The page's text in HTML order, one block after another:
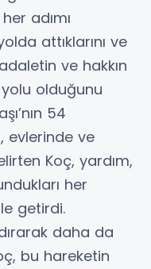
adımı
attıklarını ve
ve hakkın
olduğunu
54
evlerinde ve
Koç, yardım,
her
getirdi.
daha da
bu hareketin